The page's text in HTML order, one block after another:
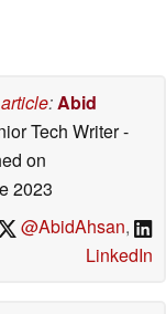
:Abid
Tech Writer-
on
2023
@AbidAhsan,
LinkedIn